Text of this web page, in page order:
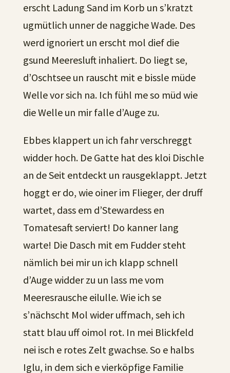
erscht Ladung Sand im Korb un s’kratzt
ugmütlich unner de naggiche Wade. Des
werd ignoriert un erscht mol dief die
gsund Meeresluft inhaliert. Do liegt se,
d’Oschtsee un rauscht mit e bissle müde
Welle vor sich na. Ich fühl me so müd wie
die Welle un mir falle d’Auge zu.
Ebbes klappert un ich fahr verschreggt
widder hoch. De Gatte hat des kloi Dischle
an de Seit entdeckt un rausgeklappt. Jetzt
hoggt er do, wie oiner im Flieger, der druff
wartet, dass em d’Stewardess en
Tomatesaft serviert! Do kanner lang
warte! Die Dasch mit em Fudder steht
nämlich bei mir un ich klapp schnell
d’Auge widder zu un lass me vom
Meeresrausche eilulle. Wie ich se
s’nächscht Mol wider uffmach, seh ich
statt blau uff oimol rot. In mei Blickfeld
nei isch e rotes Zelt gwachse. So e halbs
Iglu, in dem sich e vierköpfige Familie